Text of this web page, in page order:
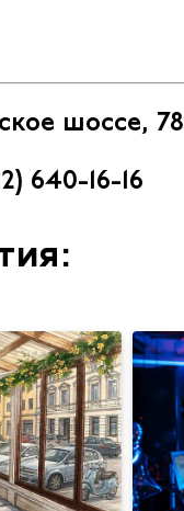
шоссе, 78
640-16-16